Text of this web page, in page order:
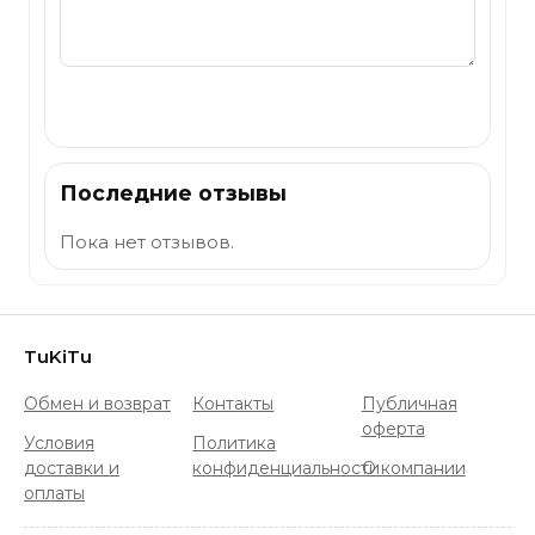
Последние отзывы
Пока нет отзывов.
TuKiTu
Обмен и возврат
Условия
доставки и
оплаты
Контакты
Политика
конфиденциальности
Публичная
оферта
О компании